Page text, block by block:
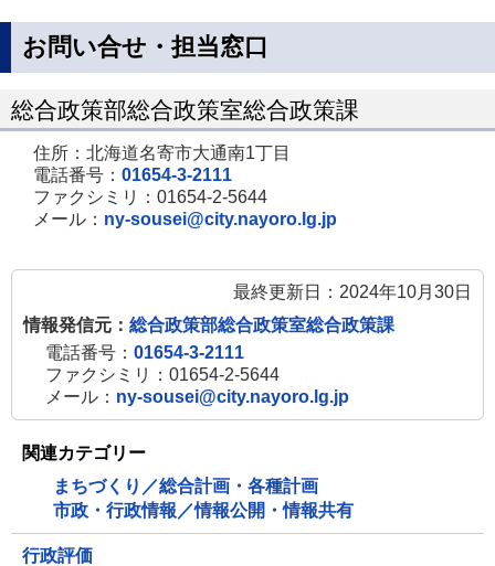
お問い合せ・担当窓口
総合政策部総合政策室総合政策課
住所：北海道名寄市大通南1丁目
電話番号： 01654-3-2111
ファクシミリ：01654-2-5644
メール： ny-sousei@city.nayoro.lg.jp
最終更新日：2024年10月30日
情報発信元： 総合政策部総合政策室総合政策課
電話番号： 01654-3-2111
ファクシミリ：01654-2-5644
メール： ny-sousei@city.nayoro.lg.jp
関連カテゴリー
まちづくり／総合計画・各種計画
市政・行政情報／情報公開・情報共有
行政評価